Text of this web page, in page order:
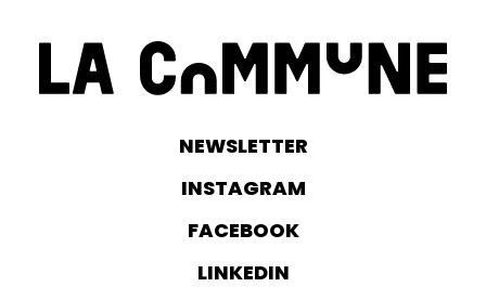
NEWSLETTER
INSTAGRAM
FACEBOOK
LINKEDIN